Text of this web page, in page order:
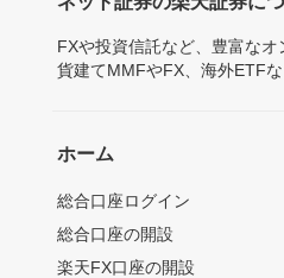
FXや投資信託など、豊富な
貨建てMMFやFX、海外ETF
ホーム
総合口座ログイン
総合口座の開設
楽天FX口座の開設